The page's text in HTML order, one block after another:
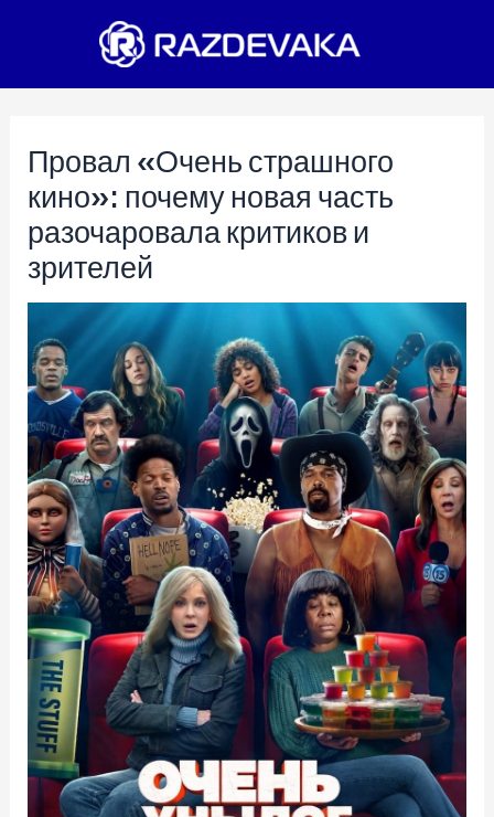
Провал «Очень страшного
кино»: почему новая часть
разочаровала критиков и
зрителей